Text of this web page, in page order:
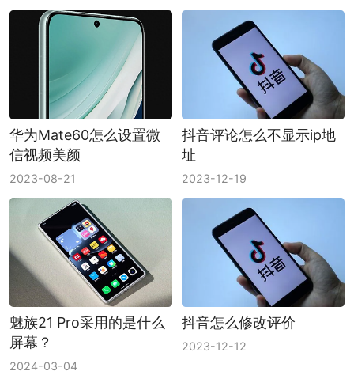
华为Mate60怎么设置微
信视频美颜
2023-08-21
抖音评论怎么不显示ip地
址
2023-12-19
魅族21 Pro采用的是什么
屏幕？
2024-03-04
抖音怎么修改评价
2023-12-12